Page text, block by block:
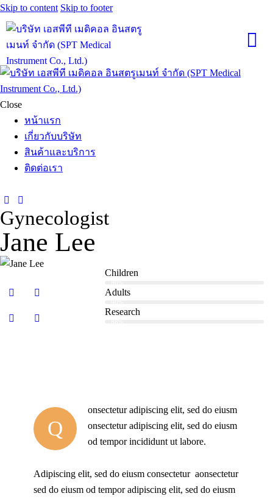
Skip to content Skip to footer
Close
หน้าแรก
เกี่ยวกับบริษัท
สินค้าและบริการ
ติดต่อเรา
Gynecologist
Jane Lee
Children
Adults
Research
Q
onsectetur adipiscing elit, sed do eiusm
onsectetur adipiscing elit, sed do eiusm
od tempor incididunt ut labore.
Adipiscing elit, sed do eiusm consectetur aonsectetur
sed do eiusm od tempor adipiscing elit, sed do eiusm